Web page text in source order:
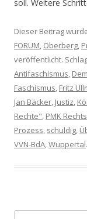
soll. Weitere
Dieser Beitrag
FORUM, Oberberg,
veröffentlicht.
Antifaschismus,
Faschismus, Fritz
Jan Bäcker, Justiz,
Rechte", PMK Rechts
Prozess, schuldig,
VVN-BdA,Wuppertal.